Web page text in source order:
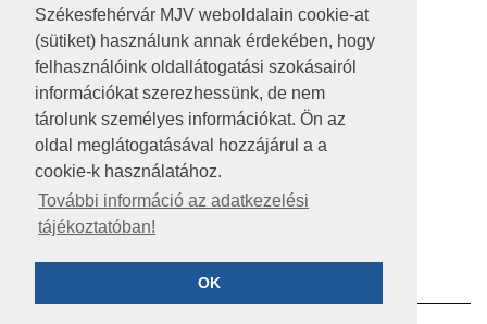
Székesfehérvár MJV weboldalain cookie-at
(sütiket) használunk annak érdekében, hogy
felhasználóink oldallátogatási szokásairól
információkat szerezhessünk, de nem
tárolunk személyes információkat. Ön az
oldal meglátogatásával hozzájárul a a
cookie-k használatához.
További információ az adatkezelési
tájékoztatóban!
OK
RSS
A HONLAP 2017.03.31-I ÁLLAPOTA
JOGI NYILATKOZAT
IMPRESSZUM
KÖZÉRDEKŰ ADATOK